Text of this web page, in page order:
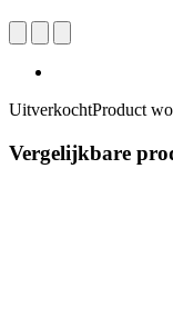
UitverkochtProduct
Vergelijkbare